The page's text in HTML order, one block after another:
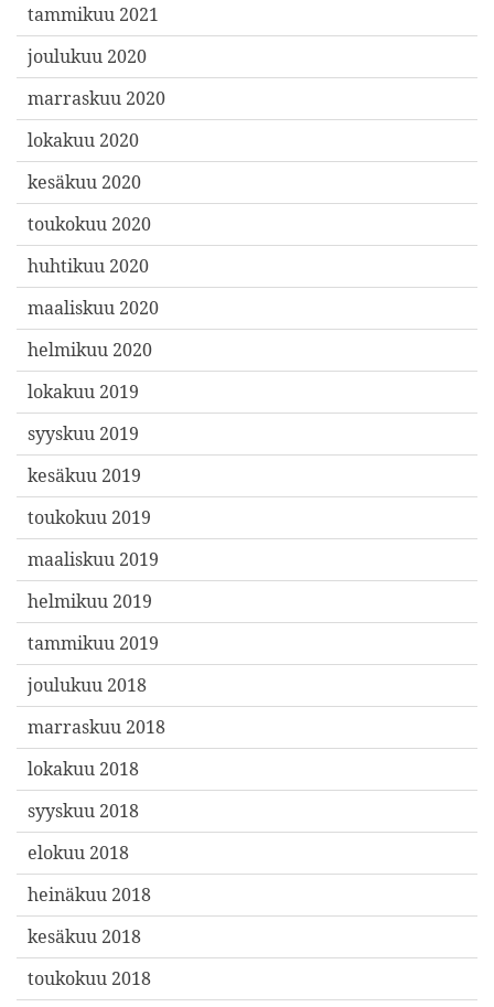
tammikuu 2021
joulukuu 2020
marraskuu 2020
lokakuu 2020
kesäkuu 2020
toukokuu 2020
huhtikuu 2020
maaliskuu 2020
helmikuu 2020
lokakuu 2019
syyskuu 2019
kesäkuu 2019
toukokuu 2019
maaliskuu 2019
helmikuu 2019
tammikuu 2019
joulukuu 2018
marraskuu 2018
lokakuu 2018
syyskuu 2018
elokuu 2018
heinäkuu 2018
kesäkuu 2018
toukokuu 2018